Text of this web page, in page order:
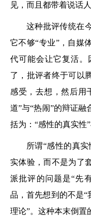
见，而且都带着说话人
这种批评传统在
它不够“专业”，自媒
代可能会让它复活
了，批评者终于可以
感受，去想，然后用
道”与“热闹”的辩证
括为：“感性的真实性
所谓“感性的真
实体验，而不是为了
派批评的问题是“先
品，首先想到的不是“
理论”。这种本末倒置